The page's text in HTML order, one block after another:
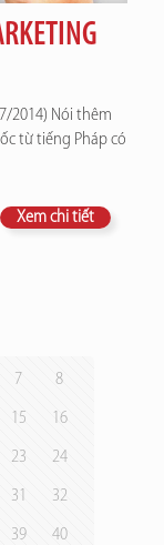
2014) Nói thêm
từ tiếng Pháp có
Xem chi tiết
7 8
15 16
23 24
31 32
39 40